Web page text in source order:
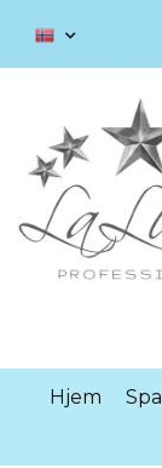
Hjem Spa